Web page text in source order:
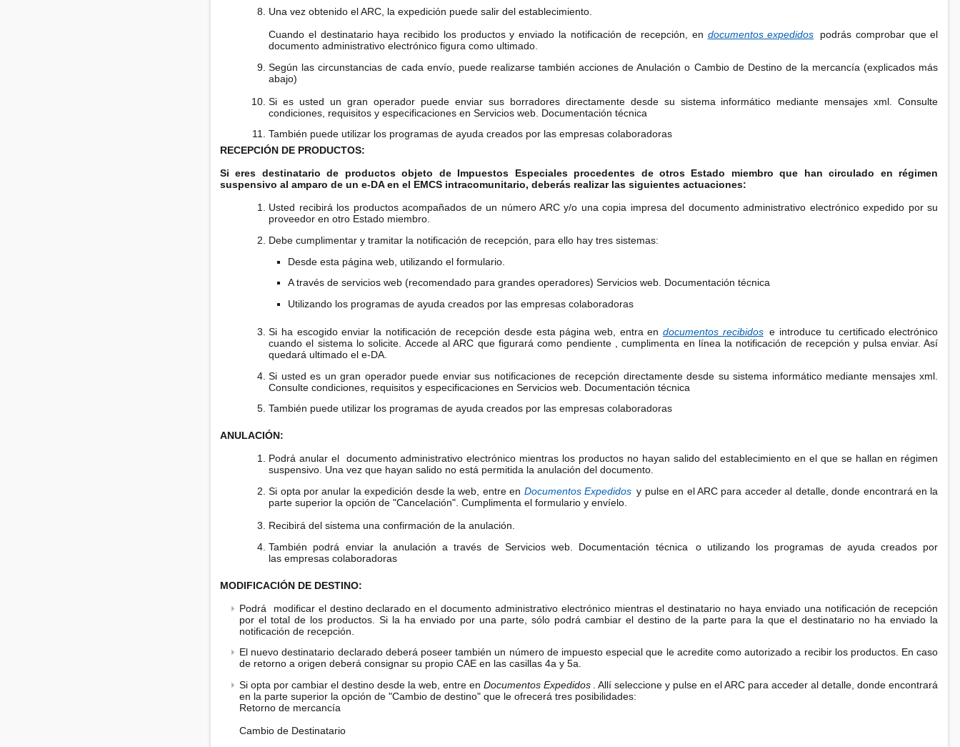
Una vez obtenido el ARC, la expedición puede salir del establecimiento.
Cuando el destinatario haya recibido los productos y enviado la notificación de recepción, en documentos expedidos
podrás comprobar que el
documento administrativo electrónico figura como ultimado.
Según las circunstancias de cada envío, puede realizarse también acciones de Anulación o Cambio de Destino de la mercancía (explicados más
abajo)
Si es usted un gran operador puede enviar sus borradores directamente desde su sistema informático mediante mensajes xml. Consulte
condiciones, requisitos y especificaciones enServicios web. Documentación técnica
También puede utilizar los programas de ayuda creados por lasempresas colaboradoras
RECEPCIÓN DE PRODUCTOS:
Si eres destinatario de productos objeto de Impuestos Especiales procedentes de otros Estado miembro que han circulado en régimen
suspensivo al amparo de un e-DA en el EMCS intracomunitario, deberás realizar las siguientes actuaciones:
Usted recibirá los productos acompañados de un número ARC y/o una copia impresa del documento administrativo electrónico expedido por su
proveedor en otro Estado miembro.
Debe cumplimentar y tramitar la notificación de recepción, para ello hay tres sistemas:
Desde esta página web, utilizando el formulario.
A través de servicios web (recomendado para grandes operadores)Servicios web. Documentación técnica
Utilizando los programas de ayuda creados por lasempresas colaboradoras
Si ha escogido enviar la notificación de recepción desde esta página web, entra endocumentos recibidos e introduce tu certificado electrónico
cuando el sistema lo solicite. Accede al ARC que figurará como pendiente , cumplimenta en línea la notificación de recepción y pulsa enviar. Así
quedará ultimado el e-DA.
Si usted es un gran operador puede enviar sus notificaciones de recepción directamente desde su sistema informático mediante mensajes xml.
Consulte condiciones, requisitos y especificaciones enServicios web. Documentación técnica
También puede utilizar los programas de ayuda creados por lasempresas colaboradoras
ANULACIÓN:
Podrá anular el documento administrativo electrónico mientras los productos no hayan salido del establecimiento en el que se hallan en régimen
suspensivo. Una vez que hayan salido no está permitida la anulación del documento.
Si opta por anular la expedición desde la web, entre en Documentos Expedidos y pulse en el ARC para acceder al detalle, donde encontrará en la
parte superior la opción de "Cancelación". Cumplimenta el formulario y envíelo.
Recibirá del sistema una confirmación de la anulación.
También podrá enviar la anulación a través de Servicios web. Documentación técnica
o utilizando los programas de ayuda creados por
lasempresas colaboradoras
MODIFICACIÓN DE DESTINO:
Podrá modificar el destino declarado en el documento administrativo electrónico mientras el destinatario no haya enviado una notificación de recepción
por el total de los productos. Si la ha enviado por una parte, sólo podrá cambiar el destino de la parte para la que el destinatario no ha enviado la
notificación de recepción.
El nuevo destinatario declarado deberá poseer también un número de impuesto especial que le acredite como autorizado a recibir los productos. En caso
de retorno a origen deberá consignar su propio CAE en las casillas 4a y 5a.
Si opta por cambiar el destino desde la web, entre enDocumentos Expedidos
. Allí seleccione y pulse en el ARC para acceder al detalle, donde encontrará
en la parte superior la opción de "Cambio de destino" que le ofrecerá tres posibilidades:
Retorno de mercancía
Cambio de Destinatario